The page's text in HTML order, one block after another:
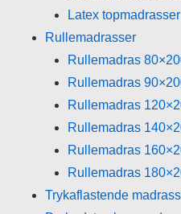
Latex
Rullemadrasser
Rullemadras
Rullemadras
Rullemadras
Rullemadras
Rullemadras
Rullemadras
Trykaflastende